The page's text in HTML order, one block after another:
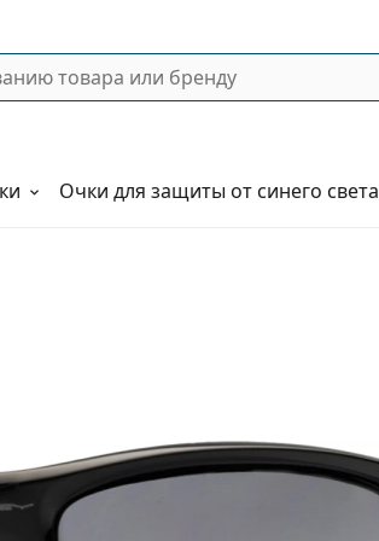
Очки для защиты от синего света